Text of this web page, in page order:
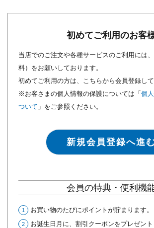
初めてご利用のお客
当店でのご注文や各種サービスのご利用には
料）をお願いしております。
初めてご利用の方は、こちらから会員登録して
※お客さまの個人情報の保護については「 個
ついて 」をご参照ください。
新規会員登録へ進
会員の特典・便利機
お買い物のたびにポイントが貯まります。
お誕生日月に、割引クーポンをプレゼント